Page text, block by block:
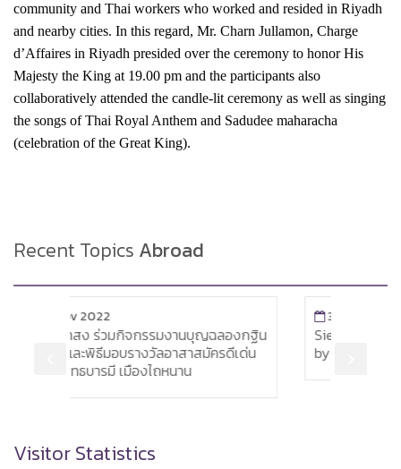
community and Thai workers who worked and resided in Riyadh
and nearby cities. In this regard, Mr. Charn Jullamon, Charge
d’Affaires in Riyadh presided over the ceremony to honor His
Majesty the King at 19.00 pm and the participants also
collaboratively attended the candle-lit ceremony as well as singing
the songs of Thai Royal Anthem and Sadudee maharacha
(celebration of the Great King).
Recent Topics Abroad
มงานบุญฉลองกฐิน
อาสาสมัครดีเด่น
Siemens plans to reduce its workforce
by 6,900
Visitor Statistics